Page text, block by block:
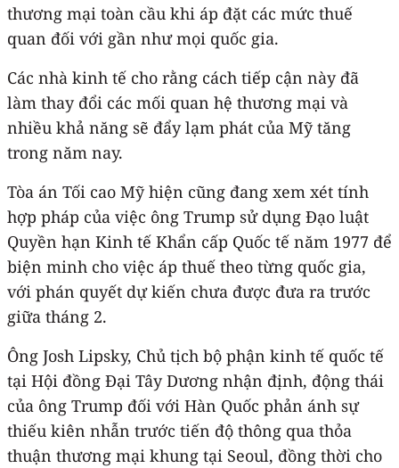
thương mại toàn cầu khi áp đặt các mức thuế
quan đối với gần như mọi quốc gia.
Các nhà kinh tế cho rằng cách tiếp cận này đã
làm thay đổi các mối quan hệ thương mại và
nhiều khả năng sẽ đẩy lạm phát của Mỹ tăng
trong năm nay.
Tòa án Tối cao Mỹ hiện cũng đang xem xét tính
hợp pháp của việc ông Trump sử dụng Đạo luật
Quyền hạn Kinh tế Khẩn cấp Quốc tế năm 1977 để
biện minh cho việc áp thuế theo từng quốc gia,
với phán quyết dự kiến chưa được đưa ra trước
giữa tháng 2.
Ông Josh Lipsky, Chủ tịch bộ phận kinh tế quốc tế
tại Hội đồng Đại Tây Dương nhận định, động thái
của ông Trump đối với Hàn Quốc phản ánh sự
thiếu kiên nhẫn trước tiến độ thông qua thỏa
thuận thương mại khung tại Seoul, đồng thời cho